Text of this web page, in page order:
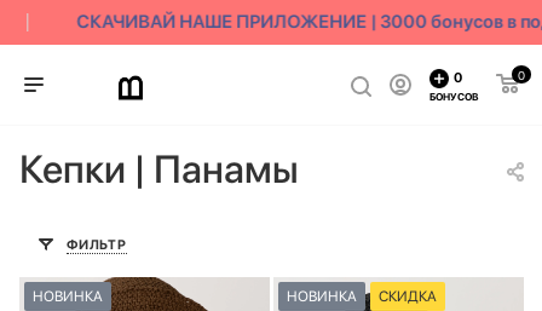
СКАЧИВАЙ НАШЕ ПРИЛОЖЕНИЕ | 3000 бонусов в
0
0
БОНУСОВ
Кепки | Панамы
ФИЛЬТР
НОВИНКА НОВИНКА СКИДКА